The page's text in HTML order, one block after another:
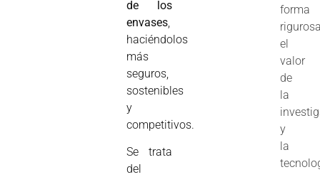
de los
envases,
haciéndolos
más
seguros,
sostenibles
y
competitivos.
Se trata
del
forma
el
valor
de
la
y
la